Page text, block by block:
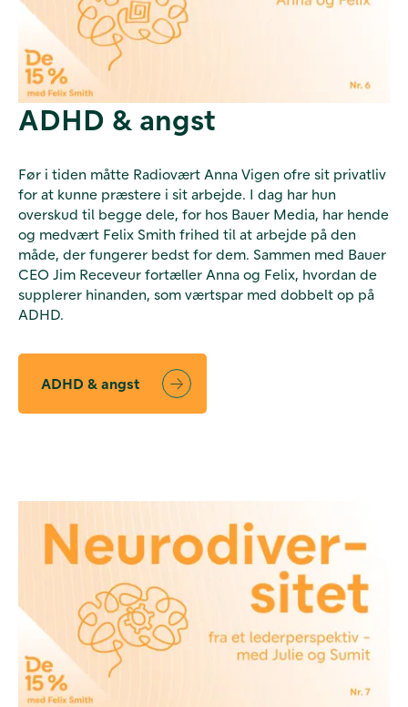
ADHD & angst
Før i tiden måtte Radiovært Anna Vigen ofre sit privatliv
for at kunne præstere i sit arbejde. I dag har hun
overskud til begge dele, for hos Bauer Media, har hende
og medvært Felix Smith frihed til at arbejde på den
måde, der fungerer bedst for dem. Sammen med Bauer
CEO Jim Receveur fortæller Anna og Felix, hvordan de
supplerer hinanden, som værtspar med dobbelt op på
ADHD.
ADHD & angst